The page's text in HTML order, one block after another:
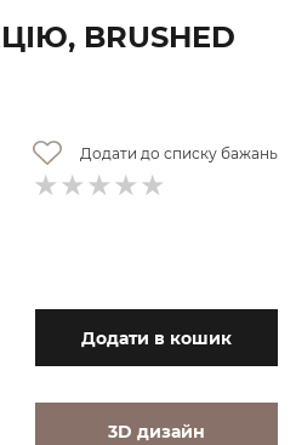
BRUSHED
Додати до списку бажань
Додати в кошик
3D дизайн